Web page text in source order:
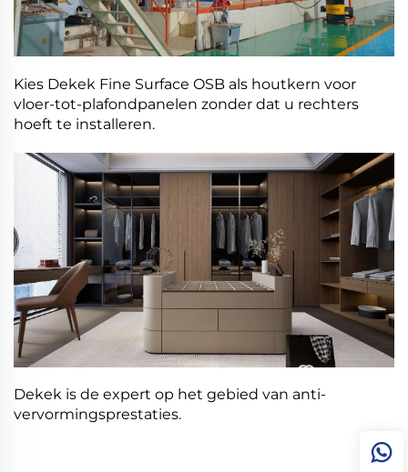
Kies Dekek Fine Surface OSB als houtkern voor
vloer-tot-plafondpanelen zonder dat u rechters
hoeft te installeren.
Dekek is de expert op het gebied van anti-
vervormingsprestaties.